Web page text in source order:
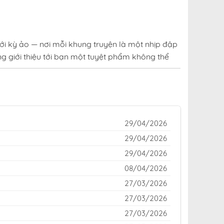
kỳ ảo — nơi mỗi khung truyện là một nhịp đập
giới thiệu tới bạn một tuyệt phẩm không thể
hay kinh dị rợn tóc gáy — đều được cập nhật
truyện Sự Trở Lại Của Đại
29/04/2026
29/04/2026
29/04/2026
08/04/2026
27/03/2026
27/03/2026
27/03/2026